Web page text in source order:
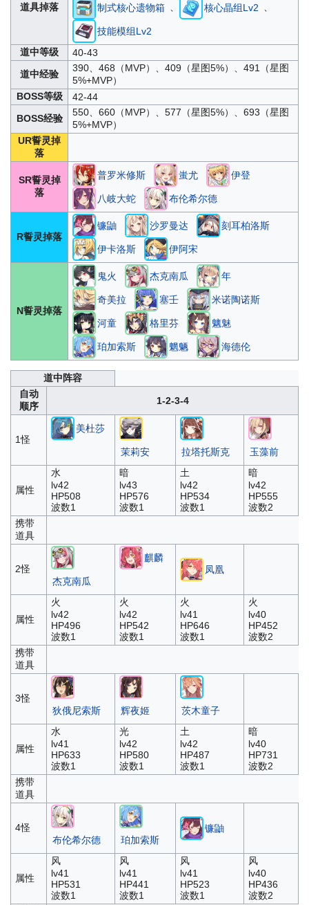
道具掉落 制式核心遗物箱 核心晶组Lv2
技能模组Lv2
道中等级
40-43
道中经验
390、468（MVP）、409（星图5%）、491（星图
5%+MVP）
BOSS等级
42-44
BOSS经验
550、660（MVP）、577（星图5%）、693（星图
5%+MVP）
UR誓灵掉
落
SR誓灵掉
落
普罗米修斯 蚩尤 伊登
八岐大蛇 布伦希尔德
R誓灵掉落
镰鼬 沙罗曼达 刻耳柏洛斯
伊卡洛斯 伊阿宋
N誓灵掉落
鬼火 杰克南瓜 年
奇美拉 塞壬 米诺陶诺斯
河童 格里芬 魑魅
珀加索斯 魍魉 海德伦
道中阵容
自动
顺序
1-2-3-4
1怪
美杜莎
茉莉安 拉塔托斯克 玉藻前
属性
水
lv42
HP508
波数1
暗
lv43
HP576
波数1
土
lv42
HP534
波数1
暗
lv42
HP555
波数2
携带
道具
2怪
杰克南瓜
麒麟
凤凰
属性
火
lv42
HP496
波数1
火
lv42
HP542
波数1
火
lv41
HP646
波数1
火
lv40
HP452
波数2
携带
道具
3怪
狄俄尼索斯
辉夜姬 茨木童子
属性
水
lv41
HP633
波数1
光
lv42
HP580
波数1
土
lv42
HP487
波数1
暗
lv40
HP731
波数2
携带
道具
4怪
布伦希尔德
珀加索斯
镰鼬
属性
风
lv41
HP531
波数1
风
lv41
HP441
波数1
风
lv41
HP523
波数1
风
lv40
HP436
波数2